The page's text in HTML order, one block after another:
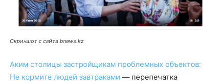
Скриншот с сайта bnews.kz
Аким столицы застройщикам проблемных объектов:
Не кормите людей завтраками — перепечатка